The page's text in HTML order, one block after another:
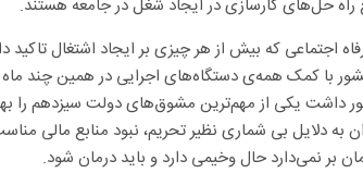
راه حل‌های کارسازی در ایجاد شغل در جامعه هستند.
اجتماعی که بیش از هر چیزی بر ایجاد اشتغال تاکید
۸۵۰ هزار شغل در کشور با کمک همه‌ی دستگاه‌های اجرایی در همین
داشت یکی از مهم‌ترین مشوق‌های دولت سیزدهم را
دلایل بی شماری نظیر تحریم، نبود منابع مالی
بر نمی‌دارد حال وخیمی دارد و باید درمان شود.